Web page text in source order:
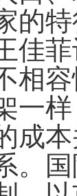
的
佳
相
一
成
。